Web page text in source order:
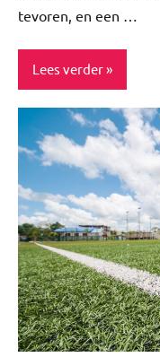
tevoren, en een …
Lees verder
ADV
Feestdagen
Lifestyle